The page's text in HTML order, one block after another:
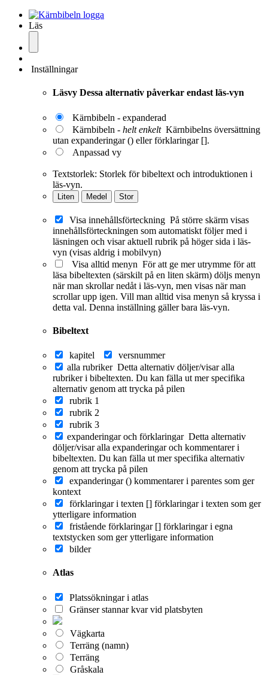
Läs
Inställningar
Läsvy Dessa alternativ påverkar endast läs-vyn
Kärnbibeln - expanderad
Kärnbibeln - helt enkelt Kärnbibelns översättning
utan expanderingar () eller förklaringar [].
Anpassad vy
Textstorlek: Storlek för bibeltext och introduktionen i
läs-vyn.
Liten Medel Stor
Visa innehållsförteckning På större skärm visas
innehållsförteckningen som automatiskt följer med i
läsningen och visar aktuell rubrik på höger sida i läs-
vyn (visas aldrig i mobilvyn)
Visa alltid menyn För att ge mer utrymme för att
läsa bibeltexten (särskilt på en liten skärm) döljs menyn
när man skrollar nedåt i läs-vyn, men visas när man
scrollar upp igen. Vill man alltid visa menyn så kryssa i
detta val. Denna inställning gäller bara läs-vyn.
Bibeltext
kapitel
versnummer
alla rubriker Detta alternativ döljer/visar alla
rubriker i bibeltexten. Du kan fälla ut mer specifika
alternativ genom att trycka på pilen
rubrik 1
rubrik 2
rubrik 3
expanderingar och förklaringar Detta alternativ
döljer/visar alla expanderingar och kommentarer i
bibeltexten. Du kan fälla ut mer specifika alternativ
genom att trycka på pilen
expanderingar () kommentarer i parentes som ger
kontext
förklaringar i texten [] förklaringar i texten som ger
ytterligare information
fristående förklaringar [] förklaringar i egna
textstycken som ger ytterligare information
bilder
Atlas
Platssökningar i atlas
Gränser stannar kvar vid platsbyten
Vägkarta
Terräng (namn)
Terräng
Gråskala